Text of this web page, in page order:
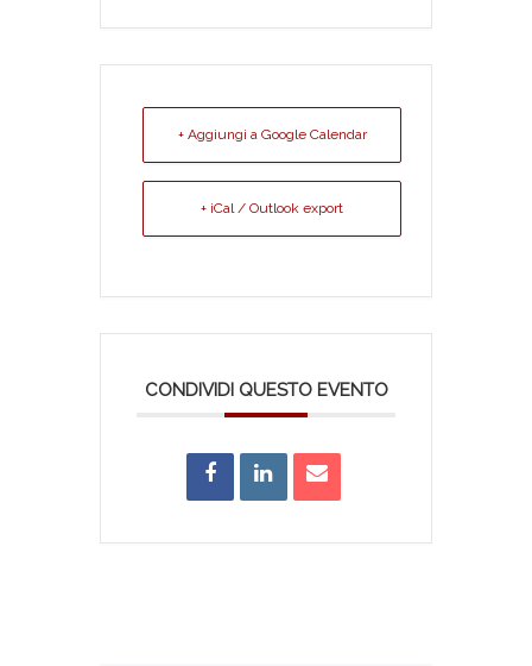
+ Aggiungi a Google Calendar
+ iCal / Outlook export
CONDIVIDI QUESTO EVENTO